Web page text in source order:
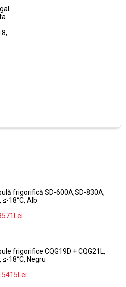
frigorifică SD-600A,SD-830A,
≤-18°C, Alb
frigorifice CQG19D + CQG21L,
≤-18°C, Negru